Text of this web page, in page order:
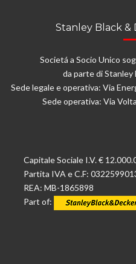
Stanley Black &
Societá a Socio Unico
da parte di Stanley
Sede legale e operativa: Via
Sede operativa: Via
Capitale Sociale I.V. €
Partita IVA e C.F:
REA: MB-1865898
Part of: